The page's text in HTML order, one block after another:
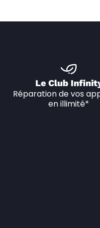
Le Club
Réparation de vos
en illimité*